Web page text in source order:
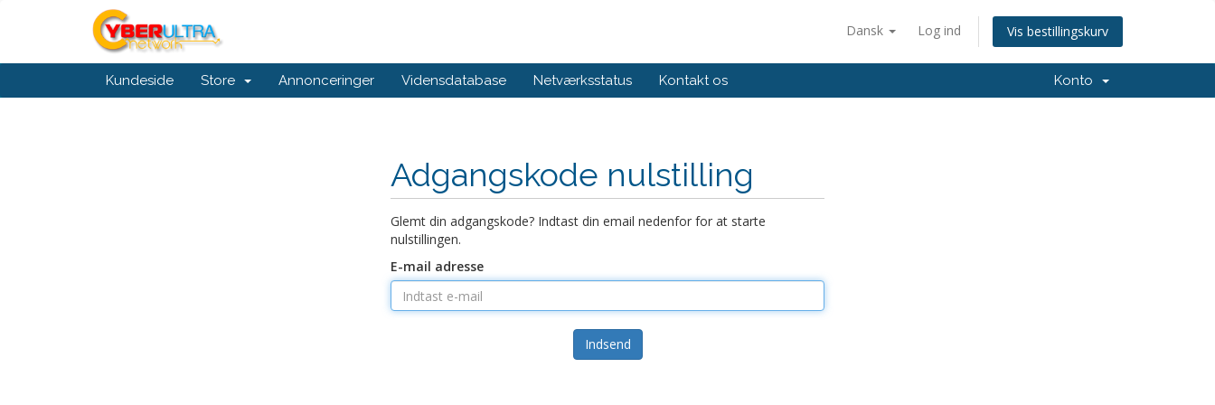
Dansk Log ind Vis bestillingskurv
Kundeside Store Annonceringer Vidensdatabase Netværksstatus Kontakt os Konto
Adgangskode nulstilling
Glemt din adgangskode? Indtast din email nedenfor for at starte
nulstillingen.
E-mail adresse
Indsend